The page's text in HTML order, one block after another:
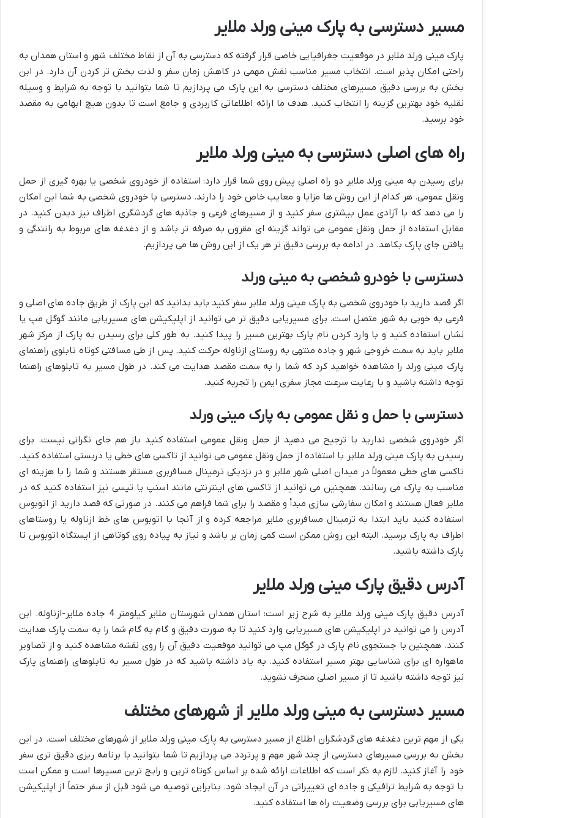
مسیر دسترسی به پارک مینی ورلد ملایر
پارک مینی ورلد ملایر در موقعیت جغرافیایی خاصی قرار گرفته که دسترسی به آن از نقاط مختلف شهر و استان همدان به
راحتی امکان پذیر است. انتخاب مسیر مناسب نقش مهمی در کاهش زمان سفر و لذت بخش تر کردن آن دارد. در این
بخش به بررسی دقیق مسیرهای مختلف دسترسی به این پارک می پردازیم تا شما بتوانید با توجه به شرایط و وسیله
نقلیه خود بهترین گزینه را انتخاب کنید. هدف ما ارائه اطلاعاتی کاربردی و جامع است تا بدون هیچ ابهامی به مقصد
خود برسید.
راه های اصلی دسترسی به مینی ورلد ملایر
برای رسیدن به مینی ورلد ملایر دو راه اصلی پیش روی شما قرار دارد: استفاده از خودروی شخصی یا بهره گیری از حمل
ونقل عمومی. هر کدام از این روش ها مزایا و معایب خاص خود را دارند. دسترسی با خودروی شخصی به شما این امکان
را می دهد که با آزادی عمل بیشتری سفر کنید و از مسیرهای فرعی و جاذبه های گردشگری اطراف نیز دیدن کنید. در
مقابل استفاده از حمل ونقل عمومی می تواند گزینه ای مقرون به صرفه تر باشد و از دغدغه های مربوط به رانندگی و
یافتن جای پارک بکاهد. در ادامه به بررسی دقیق تر هر یک از این روش ها می پردازیم.
دسترسی با خودرو شخصی به مینی ورلد
اگر قصد دارید با خودروی شخصی به پارک مینی ورلد ملایر سفر کنید باید بدانید که این پارک از طریق جاده های اصلی و
فرعی به خوبی به شهر متصل است. برای مسیریابی دقیق تر می توانید از اپلیکیشن های مسیریابی مانند گوگل مپ یا
نشان استفاده کنید و با وارد کردن نام پارک بهترین مسیر را پیدا کنید. به طور کلی برای رسیدن به پارک از مرکز شهر
ملایر باید به سمت خروجی شهر و جاده منتهی به روستای ازناوله حرکت کنید. پس از طی مسافتی کوتاه تابلوی راهنمای
پارک مینی ورلد را مشاهده خواهید کرد که شما را به سمت مقصد هدایت می کند. در طول مسیر به تابلوهای راهنما
توجه داشته باشید و با رعایت سرعت مجاز سفری ایمن را تجربه کنید.
دسترسی با حمل و نقل عمومی به پارک مینی ورلد
اگر خودروی شخصی ندارید یا ترجیح می دهید از حمل ونقل عمومی استفاده کنید باز هم جای نگرانی نیست. برای
رسیدن به پارک مینی ورلد ملایر با استفاده از حمل ونقل عمومی می توانید از تاکسی های خطی یا دربستی استفاده کنید.
تاکسی های خطی معمولاً در میدان اصلی شهر ملایر و در نزدیکی ترمینال مسافربری مستقر هستند و شما را با هزینه ای
مناسب به پارک می رسانند. همچنین می توانید از تاکسی های اینترنتی مانند اسنپ یا تپسی نیز استفاده کنید که در
ملایر فعال هستند و امکان سفارشی سازی مبدأ و مقصد را برای شما فراهم می کنند. در صورتی که قصد دارید از اتوبوس
استفاده کنید باید ابتدا به ترمینال مسافربری ملایر مراجعه کرده و از آنجا با اتوبوس های خط ازناوله یا روستاهای
اطراف به پارک برسید. البته این روش ممکن است کمی زمان بر باشد و نیاز به پیاده روی کوتاهی از ایستگاه اتوبوس تا
پارک داشته باشید.
آدرس دقیق پارک مینی ورلد ملایر
آدرس دقیق پارک مینی ورلد ملایر به شرح زیر است: استان همدان شهرستان ملایر کیلومتر 4 جاده ملایر-ازناوله. این
آدرس را می توانید در اپلیکیشن های مسیریابی وارد کنید تا به صورت دقیق و گام به گام شما را به سمت پارک هدایت
کنند. همچنین با جستجوی نام پارک در گوگل مپ می توانید موقعیت دقیق آن را روی نقشه مشاهده کنید و از تصاویر
ماهواره ای برای شناسایی بهتر مسیر استفاده کنید. به یاد داشته باشید که در طول مسیر به تابلوهای راهنمای پارک
نیز توجه داشته باشید تا از مسیر اصلی منحرف نشوید.
مسیر دسترسی به مینی ورلد ملایر از شهرهای مختلف
یکی از مهم ترین دغدغه های گردشگران اطلاع از مسیر دسترسی به پارک مینی ورلد ملایر از شهرهای مختلف است. در این
بخش به بررسی مسیرهای دسترسی از چند شهر مهم و پرتردد می پردازیم تا شما بتوانید با برنامه ریزی دقیق تری سفر
خود را آغاز کنید. لازم به ذکر است که اطلاعات ارائه شده بر اساس کوتاه ترین و رایج ترین مسیرها است و ممکن است
با توجه به شرایط ترافیکی و جاده ای تغییراتی در آن ایجاد شود. بنابراین توصیه می شود قبل از سفر حتماً از اپلیکیشن
های مسیریابی برای بررسی وضعیت راه ها استفاده کنید.